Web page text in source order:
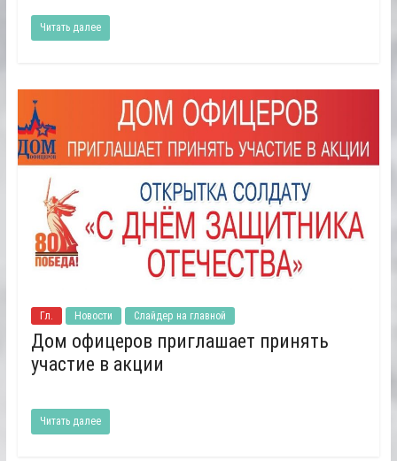
Читать далее
Гл. Новости Слайдер на главной
Дом офицеров приглашает принять
участие в акции
Читать далее